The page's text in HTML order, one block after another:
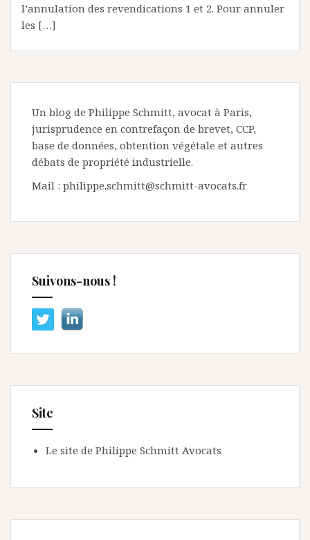
l’annulation des revendications 1 et 2. Pour annuler
les […]
Un blog de Philippe Schmitt, avocat à Paris,
jurisprudence en contrefaçon de brevet, CCP,
base de données, obtention végétale et autres
débats de propriété industrielle.
Mail : philippe.schmitt@schmitt-avocats.fr
Suivons-nous !
Site
Le site de Philippe Schmitt Avocats